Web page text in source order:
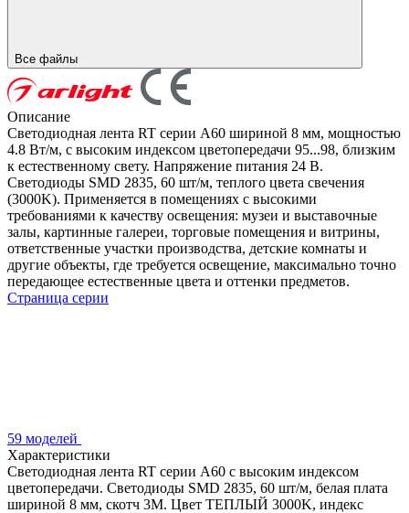
Все файлы
Описание
Светодиодная лента RT серии A60 шириной 8 мм, мощностью
4.8 Вт/м, с высоким индексом цветопередачи 95...98, близким
к естественному свету. Напряжение питания 24 В.
Светодиоды SMD 2835, 60 шт/м, теплого цвета свечения
(3000K). Применяется в помещениях с высокими
требованиями к качеству освещения: музеи и выставочные
залы, картинные галереи, торговые помещения и витрины,
ответственные участки производства, детские комнаты и
другие объекты, где требуется освещение, максимально точно
передающее естественные цвета и оттенки предметов.
Страница серии
59 моделей
Характеристики
Светодиодная лента RT серии A60 с высоким индексом
цветопередачи. Светодиоды SMD 2835, 60 шт/м, белая плата
шириной 8 мм, скотч 3М. Цвет ТЕПЛЫЙ 3000K, индекс